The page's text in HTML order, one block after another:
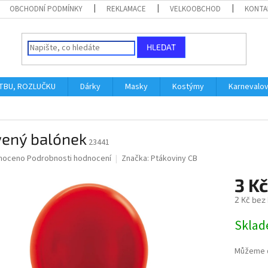
OBCHODNÍ PODMÍNKY REKLAMACE VELKOOBCHOD
HLEDAT
ROZLUČKU Dárky Masky Kostýmy
balónek 23441
Podrobnosti hodnocení Značka: Ptákoviny CB
3 Kč
2 Kč bez
cena:
Můžeme